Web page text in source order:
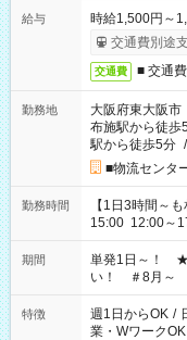
給与
時給1,500円～
交通費別途
交通費 ■ 交通
勤務地
大阪府東大阪市
布施駅から徒歩
駅から徒歩5分 /
■物流センタ
勤務時間
【1日3時間～も相談OK!】 ＜シフト
15:00 12:00～17:00
お気軽にご相談
期間
単発1日～！ ★
い！ ＃8月～
特徴 週1日からOK /
業・WワークOK